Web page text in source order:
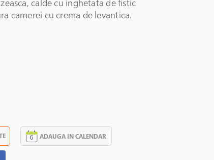
calde cu inghetata de fistic
camerei cu crema de levantica.
ADAUGA IN CALENDAR